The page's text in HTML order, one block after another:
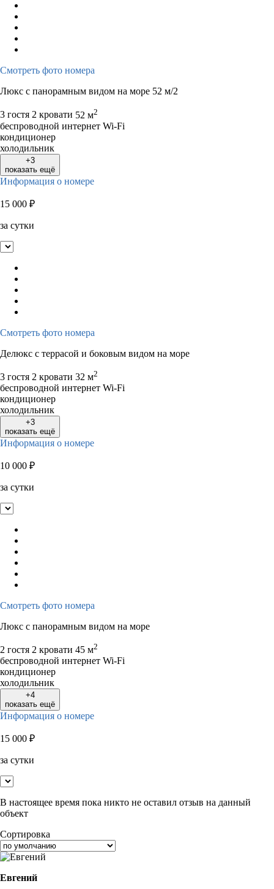
Смотреть фото номера
Люкс с панорамным видом на море 52 м/2
3 гостя 2 кровати 52 м2
беспроводной интернет Wi-Fi
кондиционер
холодильник
+3
показать ещё
Информация о номере
15 000 ₽
за сутки
Смотреть фото номера
Делюкс с террасой и боковым видом на море
3 гостя 2 кровати 32 м2
беспроводной интернет Wi-Fi
кондиционер
холодильник
+3
показать ещё
Информация о номере
10 000 ₽
за сутки
Смотреть фото номера
Люкс с панорамным видом на море
2 гостя 2 кровати 45 м2
беспроводной интернет Wi-Fi
кондиционер
холодильник
+4
показать ещё
Информация о номере
15 000 ₽
за сутки
В настоящее время пока никто не оставил отзыв на данный
объект
Сортировка
Евгений